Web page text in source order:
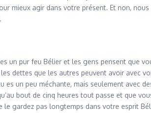
mieux agir dans votre présent. Et non,
un pur feu Bélier et les gens pensent que
dettes que les autres peuvent avoir avec
es un peu méchante, mais seulement avec
bout de cinq heures tout passe et que
le gardez pas longtemps dans votre esprit